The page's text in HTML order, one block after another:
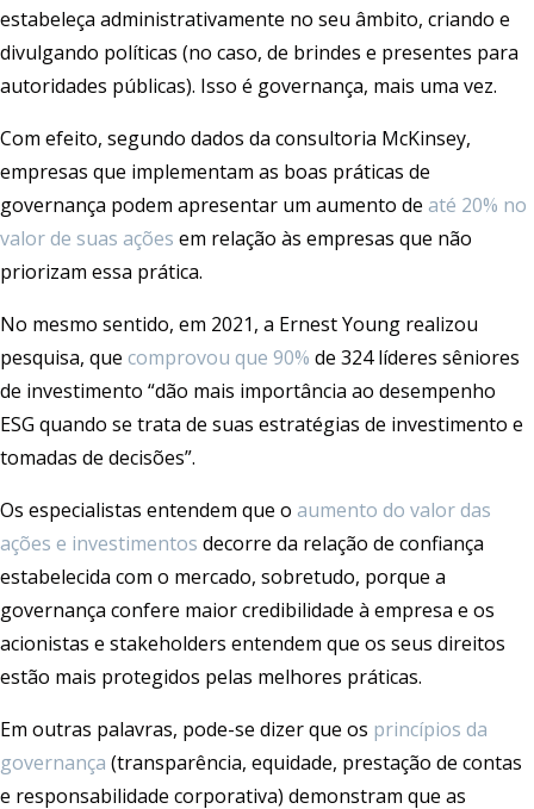
estabeleça administrativamente no seu âmbito, criando e
divulgando políticas (no caso, de brindes e presentes para
autoridades públicas). Isso é governança, mais uma vez.
Com efeito, segundo dados da consultoria McKinsey,
empresas que implementam as boas práticas de
governança podem apresentar um aumento de até 20% no
valor de suas ações em relação às empresas que não
priorizam essa prática.
No mesmo sentido, em 2021, a Ernest Young realizou
pesquisa, que comprovou que 90% de 324 líderes sêniores
de investimento “dão mais importância ao desempenho
ESG quando se trata de suas estratégias de investimento e
tomadas de decisões”.
Os especialistas entendem que o aumento do valor das
ações e investimentos decorre da relação de confiança
estabelecida com o mercado, sobretudo, porque a
governança confere maior credibilidade à empresa e os
acionistas e stakeholders entendem que os seus direitos
estão mais protegidos pelas melhores práticas.
Em outras palavras, pode-se dizer que os princípios da
governança (transparência, equidade, prestação de contas
e responsabilidade corporativa) demonstram que as